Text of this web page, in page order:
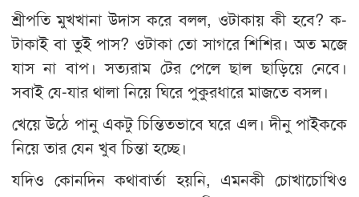
শ্রীপতি মুখখানা উদাস করে বলল, ওটাকায় কী হবে? ক-
টাকাই বা তুই পাস? ওটাকা তো সাগরে শিশির। অত মজে
যাস না বাপ। সত্যরাম টের পেলে ছাল ছাড়িয়ে নেবে।
সবাই যে-যার থালা নিয়ে ঘিরে পুকুরধারে মাজতে বসল।
খেয়ে উঠে পানু একটু চিন্তিতভাবে ঘরে এল। দীনু পাইককে
নিয়ে তার যেন খুব চিন্তা হচ্ছে।
যদিও কোনদিন কথাবার্তা হয়নি, এমনকী চোখাচোখিও